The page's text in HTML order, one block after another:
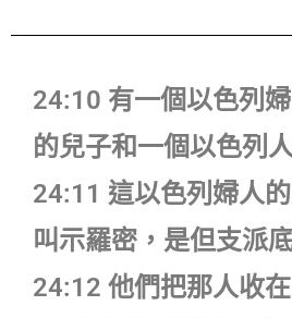
24:10 有一個以色列
的兒子和一個以色列
24:11 這以色列婦人
叫示羅密，是但支派
24:12 他們把那人收